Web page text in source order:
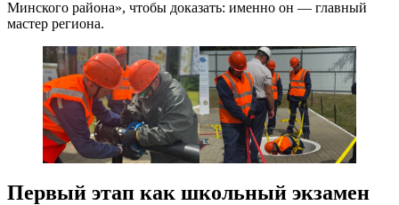
Минского района», чтобы доказать: именно он — главный
мастер региона.
Первый этап как школьный экзамен